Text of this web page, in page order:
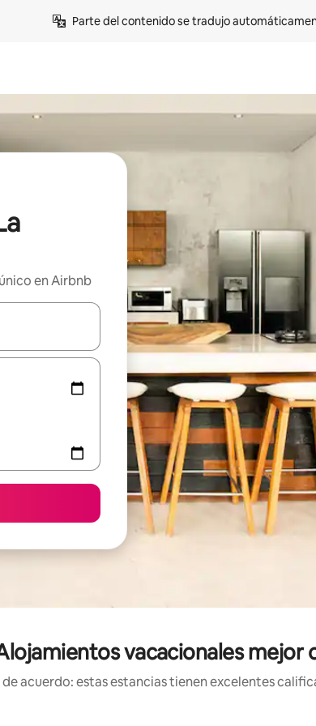
Parte del contenido se tradujo
en Airbnb
podrás navegar usando las teclas de las flechas
vacacionales mejor
de acuerdo: estas estancias tienen excelentes